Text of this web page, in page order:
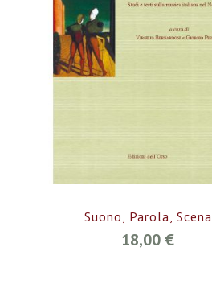
Suono, Parola, Scena
18,00 €